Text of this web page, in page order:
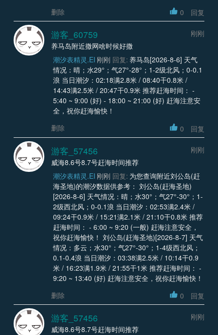
删除
0 回复
游客_60759
刚刚
养马岛附近撒网啥时候好撒
潮汐表精灵.EI 刚刚 回复: 养马岛[2026-8-6] 天气
情况：晴；水29°；气27°-28°；1-2级北风；0-0.1
浪 当日潮汐：02:18满2.8米 / 08:40干0.8米 /
14:43满2.5米 / 20:47干0.9米 推荐赶海时间： -
5:40 ~ 9:00 (好) - 18:00 ~ 21:00 (好) 赶海注意安
全，祝你赶海愉快！
删除
0 回复
游客_57456
刚刚
威海8.6号8.7号赶海时间推荐
潮汐表精灵.EI 刚刚 回复: 为您查询附近刘公岛(赶
海圣地)的潮汐数据供参考： 刘公岛(赶海圣地)
[2026-8-6] 天气情况：晴；水30°；气27°-30°；1-
2级西北风；0-0.1浪 当日潮汐：02:53满2.4米 /
09:24干0.9米 / 15:21满2.1米 / 21:10干0.8米 推荐
赶海时间： - 6:00 ~ 9:20 (一般) 赶海注意安全，
祝你赶海愉快！ 刘公岛(赶海圣地)[2026-8-7] 天气
情况：多云；水30°；气27°-30°；1-4级西北风；
0.1-0.4浪 当日潮汐：03:38满2.5米 / 10:14干0.9
米 / 16:23满1.9米 / 21:55干1米 推荐赶海时间： -
9:20 ~ 13:40 (好) 赶海注意安全，祝你赶海愉快！
删除
0 回复
游客_57456
刚刚
威海8.6号8.7号赶海时间推荐